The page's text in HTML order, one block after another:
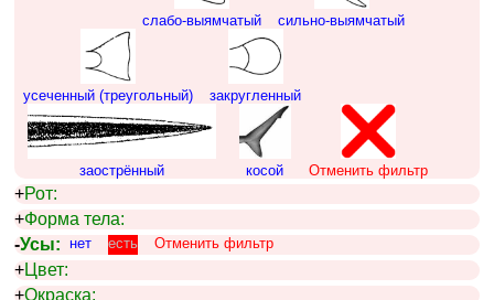
слабо-выямчатый сильно-выямчатый
усеченный (треугольный) закругленный
заострённый косой Отменить фильтр
+Рот:
+Форма тела:
-Усы: нет есть Отменить фильтр
+Цвет:
+Окраска: